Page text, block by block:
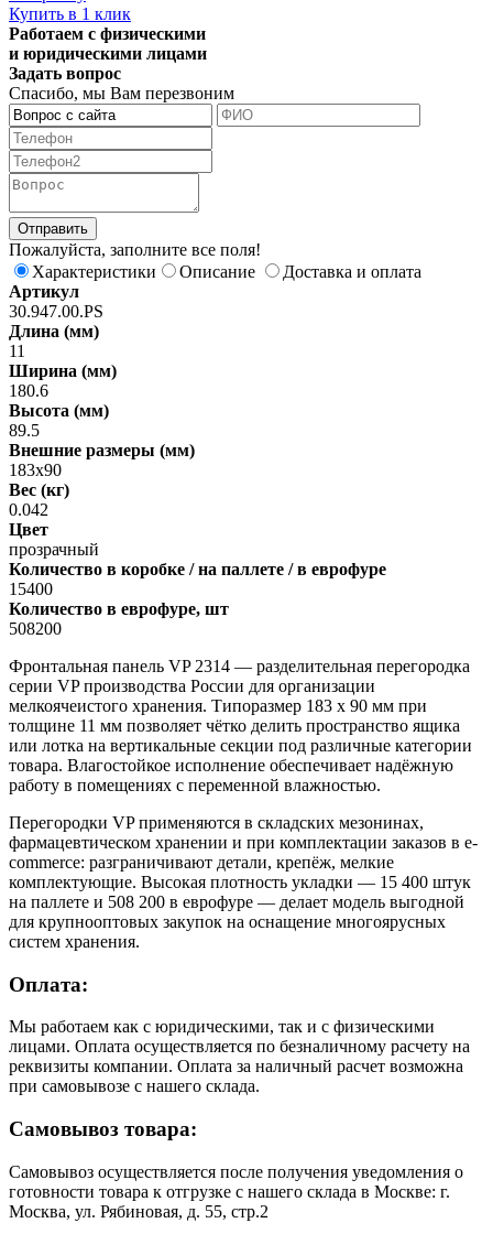
Купить в 1 клик
Работаем с физическими
и юридическими лицами
Задать вопрос
Спасибо, мы Вам перезвоним
Пожалуйста, заполните все поля!
Характеристики
Описание
Доставка и оплата
Артикул
30.947.00.PS
Длина (мм)
11
Ширина (мм)
180.6
Высота (мм)
89.5
Внешние размеры (мм)
183х90
Вес (кг)
0.042
Цвет
прозрачный
Количество в коробке / на паллете / в еврофуре
15400
Количество в еврофуре, шт
508200
Фронтальная панель VP 2314 — разделительная перегородка
серии VP производства России для организации
мелкоячеистого хранения. Типоразмер 183 х 90 мм при
толщине 11 мм позволяет чётко делить пространство ящика
или лотка на вертикальные секции под различные категории
товара. Влагостойкое исполнение обеспечивает надёжную
работу в помещениях с переменной влажностью.
Перегородки VP применяются в складских мезонинах,
фармацевтическом хранении и при комплектации заказов в e-
commerce: разграничивают детали, крепёж, мелкие
комплектующие. Высокая плотность укладки — 15 400 штук
на паллете и 508 200 в еврофуре — делает модель выгодной
для крупнооптовых закупок на оснащение многоярусных
систем хранения.
Оплата:
Мы работаем как с юридическими, так и с физическими
лицами. Оплата осуществляется по безналичному расчету на
реквизиты компании. Оплата за наличный расчет возможна
при самовывозе с нашего склада.
Самовывоз товара:
Самовывоз осуществляется после получения уведомления о
готовности товара к отгрузке с нашего склада в Москве: г.
Москва, ул. Рябиновая, д. 55, стр.2